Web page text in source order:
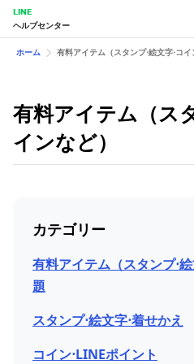
LINE
ヘルプセンター
ホーム 有料アイテム（スタンプ⋅絵文字⋅コイ
有料アイテム（ス
インなど）
カテゴリー
有料アイテム（スタンプ⋅
題
スタンプ⋅絵文字⋅着せかえ
コイン⋅LINEポイント